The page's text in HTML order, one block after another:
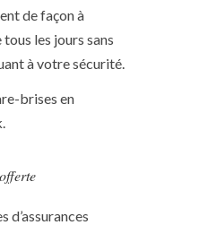
de façon à
les jours sans
à votre sécurité.
brises en
d’assurances